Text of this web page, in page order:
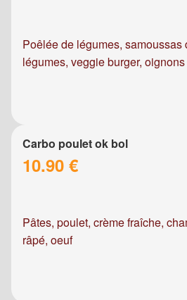
Poêlée de légumes,
légumes, veggie burger, oignons
Carbo poulet ok bol
10.90 €
Pâtes, poulet, crème fraîche,
râpé, oeuf